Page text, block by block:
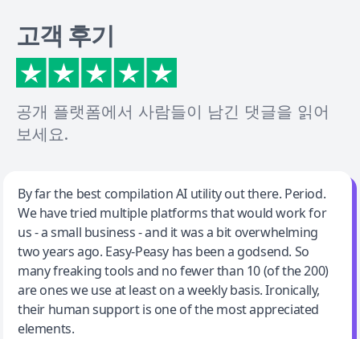
고객 후기
공개 플랫폼에서 사람들이 남긴 댓글을 읽어
보세요.
Jeff Wilson
By far the best compilation AI utility
By far the best compilation AI utility out there. Period.
We have tried multiple platforms that would work for
us - a small business - and it was a bit overwhelming
two years ago. Easy-Peasy has been a godsend. So
many freaking tools and no fewer than 10 (of the 200)
are ones we use at least on a weekly basis. Ironically,
their human support is one of the most appreciated
elements.